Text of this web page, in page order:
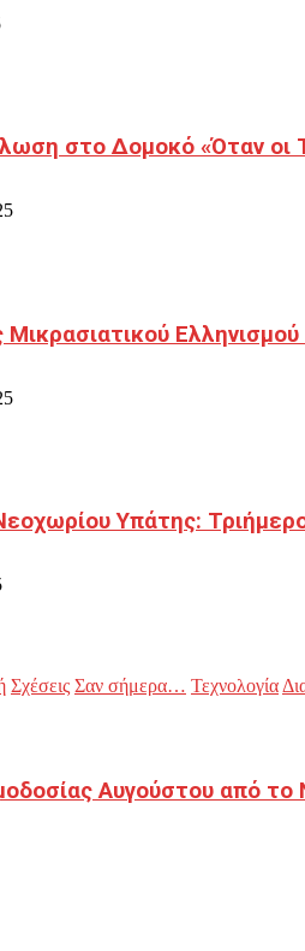
στο Δομοκό «Όταν οι
Υπάτης:
Σχέσεις Σαν σήμερα… Τεχνολογία
Αυγούστου από το